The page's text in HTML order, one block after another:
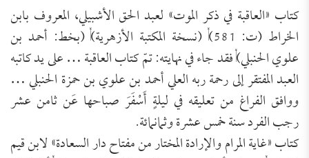
كتاب «العاقبة في ذكر الموت» لعبد الحق الأشبيلي، المعروف بابن
الخراط (ت: 581), (نسخة المكتبة الأزهرية), (بخط: أحمد بن
علوي الحنبلي), فقد جاء في نهايته: تمّ كتاب العاقبة … على يد كاتبه
العبد المفتقر إلى رحمة ربه العلي أحمد بن علوي بن حمزة الحنبلي …
ووافق الفراغ من تعليقه في ليلةٍ أَسْفَرَ صباحها عَن ثامن عشر
رجب الفرد سنة خمس عشرة وثمانمائة.
كتاب «غاية المرام والإرادة المختار من مفتاح دار السعادة» لابن قيم